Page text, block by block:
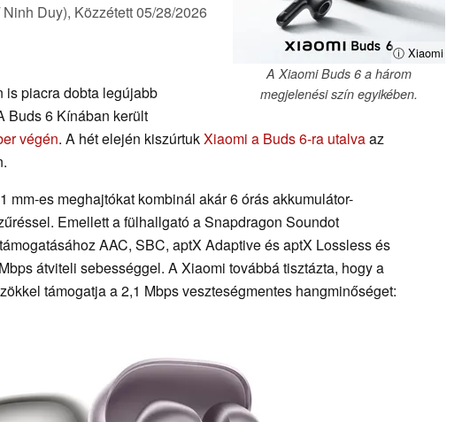
ⓘ Xiaomi
A Xiaomi Buds 6 a három
megjelenési szín egyikében.
Duy), Közzétett05/28/2026
is piacra dobta legújabb
Buds 6 Kínában került
végén. A hét elején kiszúrtukXiaomi a Buds 6-ra utalvaaz
mm-es meghajtókat kombinál akár 6 órás akkumulátor-
Emellett a fülhallgató a Snapdragon Soundot
AAC, SBC, aptX Adaptive és aptX Lossless és
átviteli sebességgel. A Xiaomi továbbá tisztázta, hogy a
támogatja a 2,1 Mbps veszteségmentes hangminőséget: